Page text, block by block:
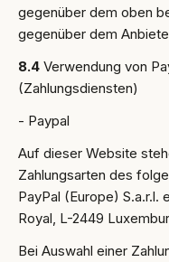
gegenüber dem oben
gegenüber dem
8.4 Verwendung von
(Zahlungsdiensten)
- Paypal
Auf dieser Website
Zahlungsarten des
PayPal (Europe) S.a.r.l.
Royal, L-2449
Bei Auswahl einer